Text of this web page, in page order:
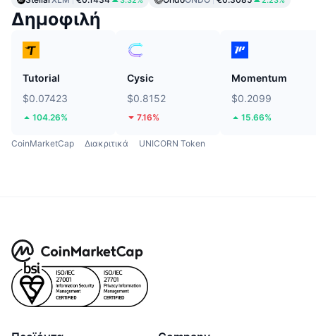
Δημοφιλή
Tutorial
$0.07423
104.26%
Cysic
$0.8152
7.16%
Momentum
$0.2099
15.66%
CoinMarketCap Διακριτικά UNICORN Token